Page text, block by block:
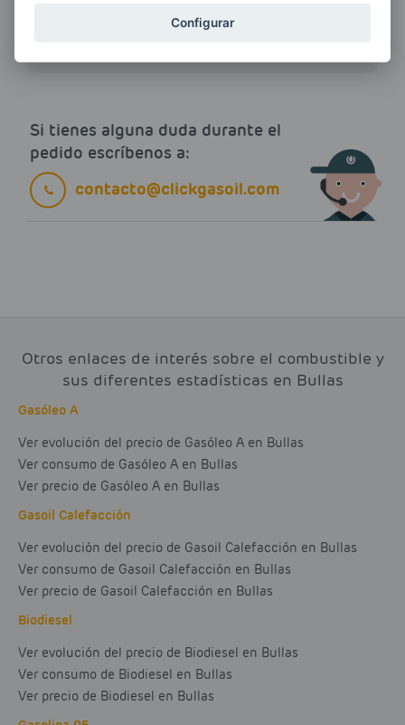
Más información
Si tienes alguna duda durante el
pedido escríbenos a:
contacto@clickgasoil.com
Otros enlaces de interés sobre el combustible y
sus diferentes estadísticas en Bullas
Gasóleo A
Ver evolución del precio de Gasóleo A en Bullas
Ver consumo de Gasóleo A en Bullas
Ver precio de Gasóleo A en Bullas
Gasoil Calefacción
Ver evolución del precio de Gasoil Calefacción en Bullas
Ver consumo de Gasoil Calefacción en Bullas
Ver precio de Gasoil Calefacción en Bullas
Biodiesel
Ver evolución del precio de Biodiesel en Bullas
Ver consumo de Biodiesel en Bullas
Ver precio de Biodiesel en Bullas
Configurar